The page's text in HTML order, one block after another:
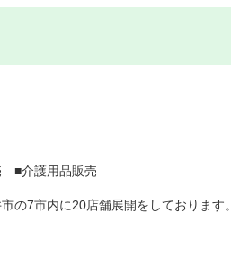
■介護用品販売
の7市内に20店舗展開をしております。